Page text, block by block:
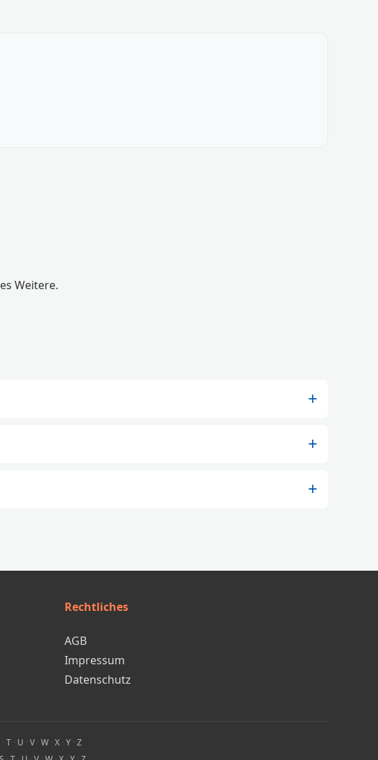
Weitere.
Rechtliches
AGB
Impressum
Datenschutz
· T · U · V · W · X · Y · Z